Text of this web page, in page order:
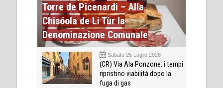
Torre de Picenardi – Alla
Chisóola de Li Tùr la
Denominazione Comunale
Sabato 25 Luglio 2026
(CR) Via Ala Ponzone: i tempi
ripristino viabilità dopo la
fuga di gas